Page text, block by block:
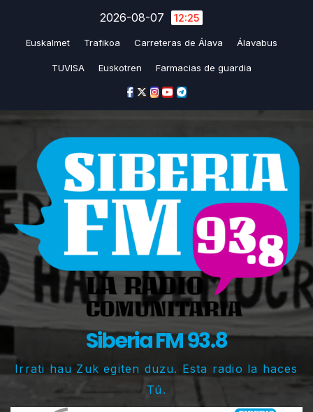
2026-08-07 12:25
Euskalmet Trafikoa Carreteras de Álava Álavabus
TUVISA Euskotren Farmacias de guardia
Siberia FM 93.8
Irrati hau Zuk egiten duzu. Esta radio la haces
Tú.